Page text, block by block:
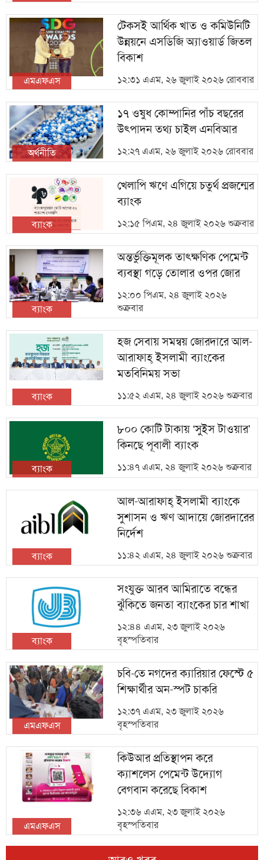
এমএফএস
টেকসই আর্থিক খাত ও কমিউনিটি
উন্নয়নে এসডিজি অ্যাওয়ার্ড জিতল
বিকাশ
১২:৩১ এএম, ২৬ জুলাই ২০২৬ রোববার
অর্থনীতি
১৭ ওষুধ কোম্পানির পাঁচ বছরের
উৎপাদন তথ্য চাইল এনবিআর
১২:২৭ এএম, ২৬ জুলাই ২০২৬ রোববার
ব্যাংক
খেলাপি ঋণে এগিয়ে চতুর্থ প্রজন্মের
ব্যাংক
১২:১৫ পিএম, ২৪ জুলাই ২০২৬ শুক্রবার
ব্যাংক
অন্তর্ভুক্তিমূলক তাৎক্ষণিক পেমেন্ট
ব্যবস্থা গড়ে তোলার ওপর জোর
১২:০০ পিএম, ২৪ জুলাই ২০২৬
শুক্রবার
ব্যাংক
হজ সেবায় সমন্বয় জোরদারে আল-
আরাফাহ্ ইসলামী ব্যাংকের
মতবিনিময় সভা
১১:৫২ এএম, ২৪ জুলাই ২০২৬ শুক্রবার
ব্যাংক
৮০০ কোটি টাকায় ‘সুইস টাওয়ার’
কিনছে পূবালী ব্যাংক
১১:৪৭ এএম, ২৪ জুলাই ২০২৬ শুক্রবার
ব্যাংক
আল-আরাফাহ্ ইসলামী ব্যাংকে
সুশাসন ও ঋণ আদায়ে জোরদারের
নির্দেশ
১১:৪২ এএম, ২৪ জুলাই ২০২৬ শুক্রবার
ব্যাংক
সংযুক্ত আরব আমিরাতে বন্ধের
ঝুঁকিতে জনতা ব্যাংকের চার শাখা
১২:৪৪ এএম, ২৩ জুলাই ২০২৬
বৃহস্পতিবার
এমএফএস
চবি-তে নগদের ক্যারিয়ার ফেস্টে ৫
শিক্ষার্থীর অন-স্পট চাকরি
১২:৩৭ এএম, ২৩ জুলাই ২০২৬
বৃহস্পতিবার
এমএফএস
কিউআর প্রতিস্থাপন করে
ক্যাশলেস পেমেন্ট উদ্যোগ
বেগবান করেছে বিকাশ
১২:৩৬ এএম, ২৩ জুলাই ২০২৬
বৃহস্পতিবার